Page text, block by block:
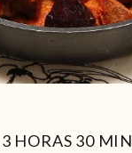
3HORAS
HORAS 30MIN
MIN